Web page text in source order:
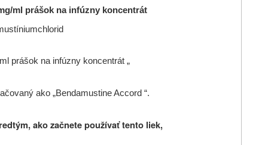
ml prášok na infúzny koncentrát
prášok na infúzny koncentrát „
ako „Bendamustine Accord “.
ako začnete používať tento liek,